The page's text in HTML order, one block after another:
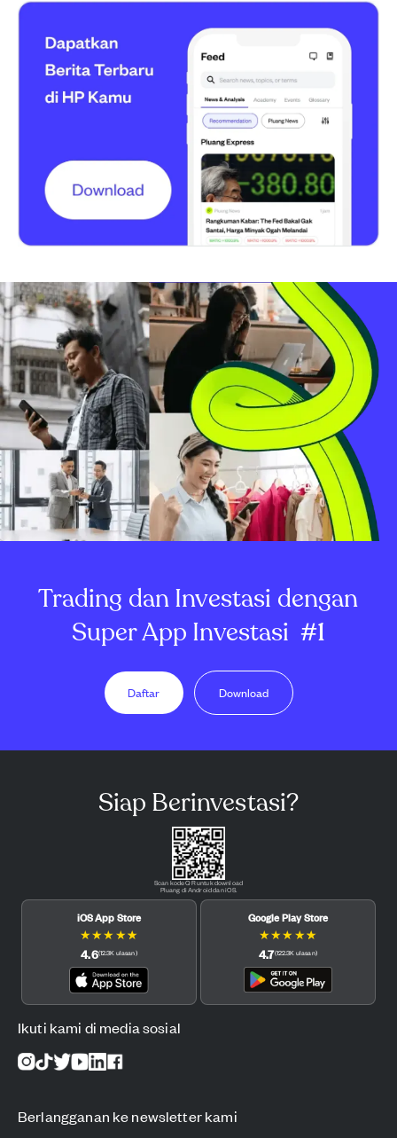
Trading dan Investasi dengan
Super App Investasi #1
Daftar Download
Siap Berinvestasi?
Scan kode QR untuk download
Pluang di Android dan iOS.
iOS App Store
★★★ ★★
4.6(12.3K ulasan)
Google Play Store
★★★ ★★
4.7(122.3K ulasan)
Ikuti kami di media sosial
Berlangganan ke newsletter kami